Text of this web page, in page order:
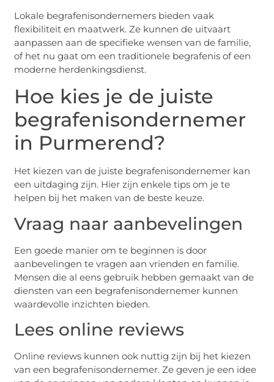
Lokale begrafenisondernemers bieden vaak
flexibiliteit en maatwerk. Ze kunnen de uitvaart
aanpassen aan de specifieke wensen van de familie,
of het nu gaat om een traditionele begrafenis of een
moderne herdenkingsdienst.
Hoe kies je de juiste
begrafenisondernemer
in Purmerend?
Het kiezen van de juiste begrafenisondernemer kan
een uitdaging zijn. Hier zijn enkele tips om je te
helpen bij het maken van de beste keuze.
Vraag naar aanbevelingen
Een goede manier om te beginnen is door
aanbevelingen te vragen aan vrienden en familie.
Mensen die al eens gebruik hebben gemaakt van de
diensten van een begrafenisondernemer kunnen
waardevolle inzichten bieden.
Lees online reviews
Online reviews kunnen ook nuttig zijn bij het kiezen
van een begrafenisondernemer. Ze geven je een idee